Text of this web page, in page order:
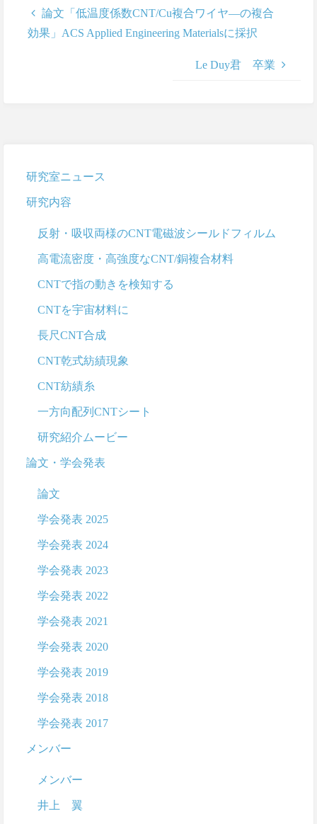
論文「低温度係数CNT/Cu複合ワイヤ―の複合
効果」ACS Applied Engineering Materialsに採択
Le Duy君 卒業
研究室ニュース
研究内容
反射・吸収両様のCNT電磁波シールドフィルム
高電流密度・高強度なCNT/銅複合材料
CNTで指の動きを検知する
CNTを宇宙材料に
長尺CNT合成
CNT乾式紡績現象
CNT紡績糸
一方向配列CNTシート
研究紹介ムービー
論文・学会発表
論文
学会発表 2025
学会発表 2024
学会発表 2023
学会発表 2022
学会発表 2021
学会発表 2020
学会発表 2019
学会発表 2018
学会発表 2017
メンバー
メンバー
井上 翼